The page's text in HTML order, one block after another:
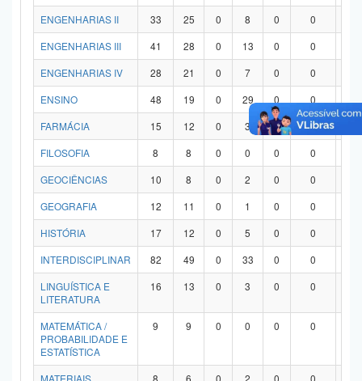
ENGENHARIAS II
33 25 0 8 0 0
ENGENHARIAS III
41 28 0 13 0 0
ENGENHARIAS IV
28 21 0 7 0 0
ENSINO
48 19 0 29 0 0
FARMÁCIA
15 12 0 3 0 0
FILOSOFIA
8 8 0 0 0 0
GEOCIÊNCIAS
10 8 0 2 0 0
GEOGRAFIA
12 11 0 1 0 0
HISTÓRIA
17 12 0 5 0 0
INTERDISCIPLINAR
82 49 0 33 0 0
LINGUÍSTICA E
LITERATURA
16 13 0 3 0 0
MATEMÁTICA /
PROBABILIDADE E
ESTATÍSTICA
9 9 0 0 0 0
MATERIAIS 8 6 0 2 0 0